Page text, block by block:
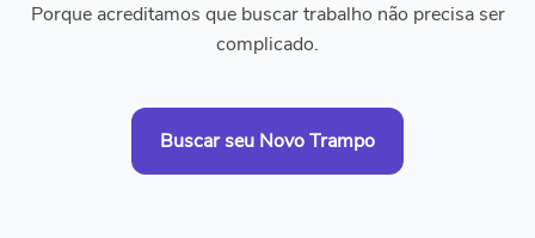
Porque acreditamos que buscar trabalho não precisa ser
complicado.
Buscar seu Novo Trampo